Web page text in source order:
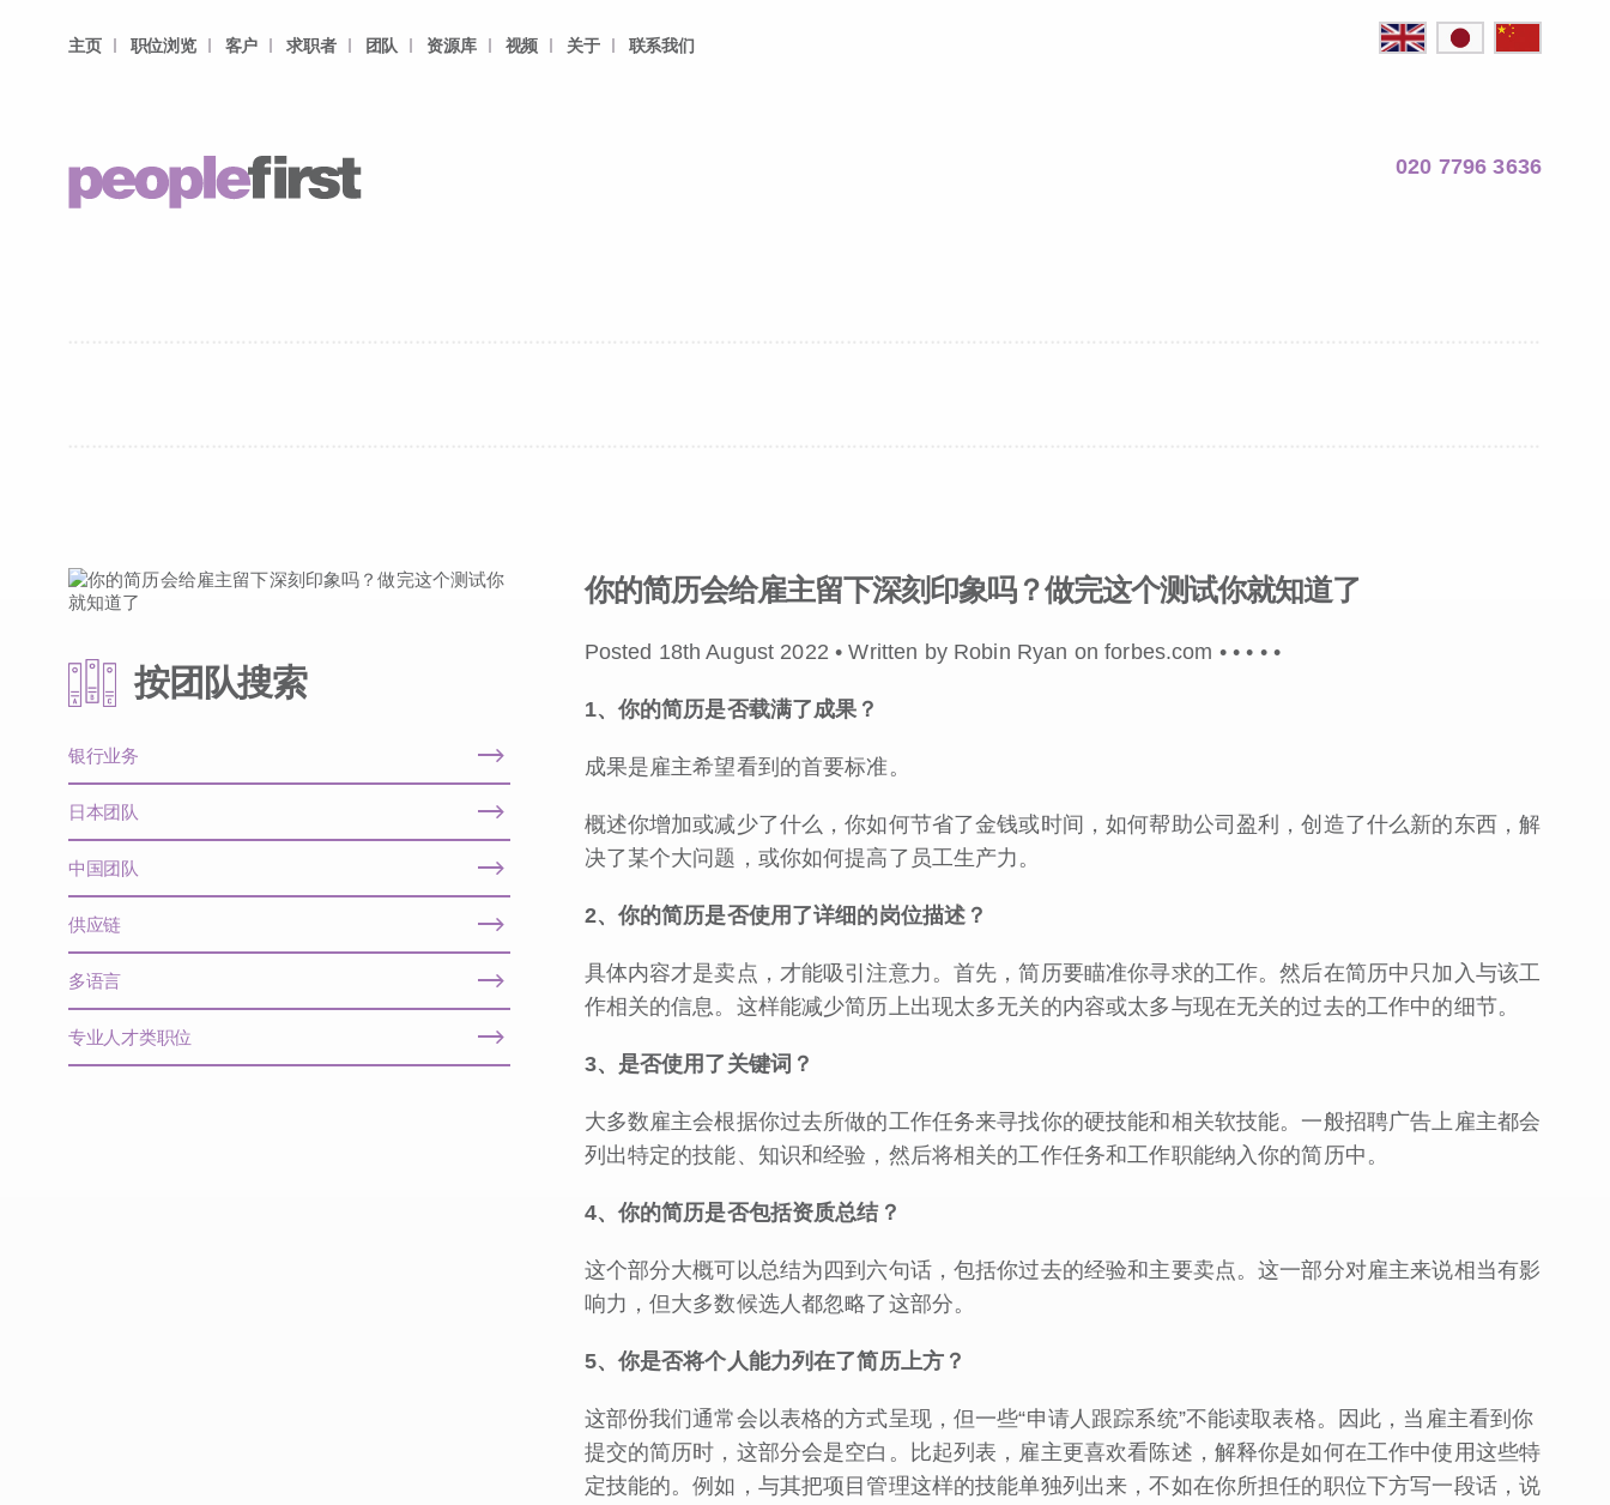
主页 职位浏览 客户 求职者 团队 资源库 视频 关于 联系我们
020 7796 3636
你的简历会给雇主留下深刻印象吗？做完这个测试你就知道了
Posted 18th August 2022 • Written by Robin Ryan on forbes.com ••• ••
1、你的简历是否载满了成果？
成果是雇主希望看到的首要标准。
概述你增加或减少了什么，你如何节省了金钱或时间，如何帮助公司盈利，创造了什么新的东西，解
决了某个大问题，或你如何提高了员工生产力。
2、你的简历是否使用了详细的岗位描述？
具体内容才是卖点，才能吸引注意力。首先，简历要瞄准你寻求的工作。然后在简历中只加入与该工
作相关的信息。这样能减少简历上出现太多无关的内容或太多与现在无关的过去的工作中的细节。
3、是否使用了关键词？
大多数雇主会根据你过去所做的工作任务来寻找你的硬技能和相关软技能。一般招聘广告上雇主都会
列出特定的技能、知识和经验，然后将相关的工作任务和工作职能纳入你的简历中。
4、你的简历是否包括资质总结？
这个部分大概可以总结为四到六句话，包括你过去的经验和主要卖点。这一部分对雇主来说相当有影
响力，但大多数候选人都忽略了这部分。
5、你是否将个人能力列在了简历上方？
这部份我们通常会以表格的方式呈现，但一些“申请人跟踪系统”不能读取表格。因此，当雇主看到你
提交的简历时，这部分会是空白。比起列表，雇主更喜欢看陈述，解释你是如何在工作中使用这些特
定技能的。例如，与其把项目管理这样的技能单独列出来，不如在你所担任的职位下方写一段话，说
按团队搜索
银行业务
日本团队
中国团队
供应链
多语言
专业人才类职位